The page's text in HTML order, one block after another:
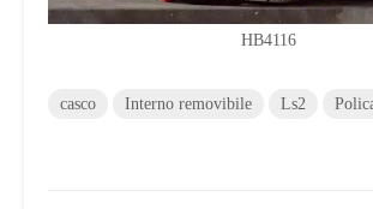
HB4116
casco Interno removibile Ls2